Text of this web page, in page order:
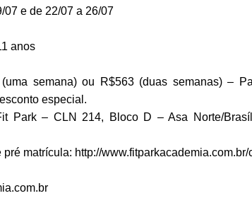
07 e de 22/07 a 26/07
anos
(uma semana) ou R$563 (duas semanas) –
especial.
Park – CLN 214, Bloco D – Asa Norte/
pré matrícula: http://www.fitparkacademia.com.br/